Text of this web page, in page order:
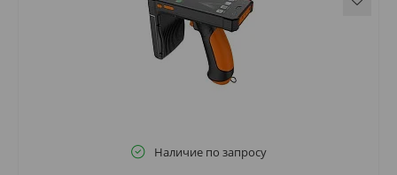
Наличие по запросу